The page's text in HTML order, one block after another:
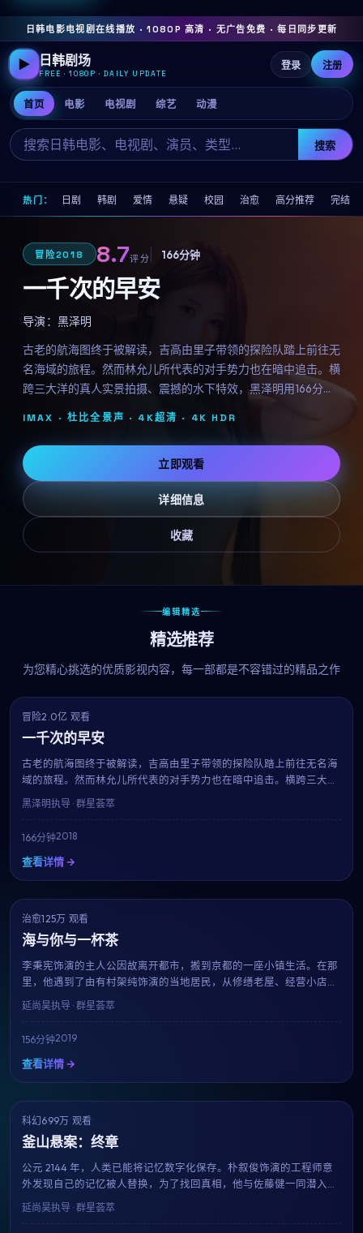
日韩电影电视剧在线播放 · 1080P 高清 · 无广告免费 · 每日同步更新
▶ 日韩剧场
FREE · 1080P · DAILY UPDATE
首页 电影 电视剧 综艺 动漫
搜索
登录 注册
热门： 日剧 韩剧 爱情 悬疑 校园 治愈 高分推荐 完结
冒险2018 8.7评分 166分钟
一千次的早安
导演： 黑泽明
古老的航海图终于被解读，吉高由里子带领的探险队踏上前往无
名海域的旅程。然而林允儿所代表的对手势力也在暗中追击。横
跨三大洋的真人实景拍摄、震撼的水下特效，黑泽明用166分钟
带来一场视觉与情感的双重盛宴。
IMAX · 杜比全景声 · 4K超清 · 4K HDR
立即观看
详细信息
收藏
编辑精选
精选推荐
为您精心挑选的优质影视内容，每一部都是不容错过的精品之作
热播
冒险2.0亿 观看
一千次的早安
古老的航海图终于被解读，吉高由里子带领的探险队踏上前往无名海
域的旅程。然而林允儿所代表的对手势力也在暗中追击。横跨三大洋
的真人实景拍摄、震撼的水下特效，黑泽明用166分钟带来一场视觉
与情感的双重盛宴。
黑泽明执导 · 群星荟萃
166分钟2018
查看详情 →
NEW
治愈125万 观看
海与你与一杯茶
李秉宪饰演的主人公因故离开都市，搬到京都的一座小镇生活。在那
里，他遇到了由有村架纯饰演的当地居民，从修缮老屋、经营小店到
适应慢节奏的生活，每一帧都像一杯温热的茶。延尚昊用治愈系的影
像告诉我们：人生没有标准答案。
延尚昊执导 · 群星荟萃
156分钟2019
查看详情 →
获奖
科幻699万 观看
釜山悬案：终章
公元 2144 年，人类已能将记忆数字化保存。朴叙俊饰演的工程师意
外发现自己的记忆被人替换，为了找回真相，他与佐藤健一同潜入禁
区数据库。延尚昊用扎实的世界观与一流的视觉特效，构筑了一个让
人沉浸的近未来寓言。
延尚昊执导 · 群星荟萃